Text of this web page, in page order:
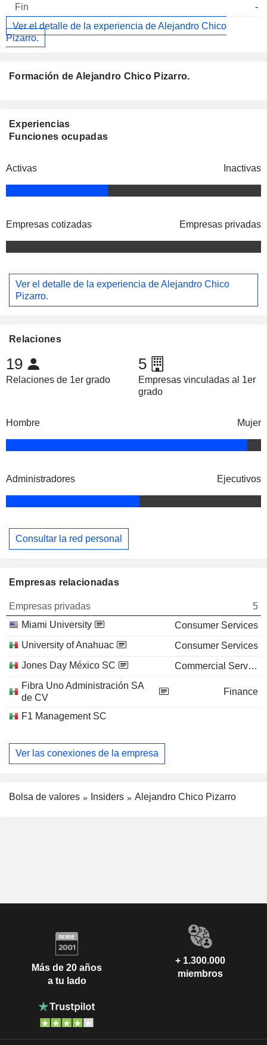
-
Ver el detalle de la experiencia de Alejandro Chico
Pizarro.
Formación de Alejandro Chico Pizarro.
Experiencias
Funciones ocupadas
Activas Inactivas
Empresas cotizadas Empresas privadas
Ver el detalle de la experiencia de Alejandro Chico
Pizarro.
Relaciones
19
Relaciones de 1er grado
5
Empresas vinculadas al 1er
grado
Hombre Mujer
Administradores Ejecutivos
Consultar la red personal
Empresas relacionadas
Empresas privadas
5
Miami University
Consumer Services
University of Anahuac
Consumer Services
Jones Day México SC
Commercial Services
Fibra Uno Administración SA
de CV
Finance
F1 Management SC
Ver las conexiones de la empresa
Bolsa de valores Insiders Alejandro Chico Pizarro
Más de 20 años
a tu lado
+ 1.300.000
miembros